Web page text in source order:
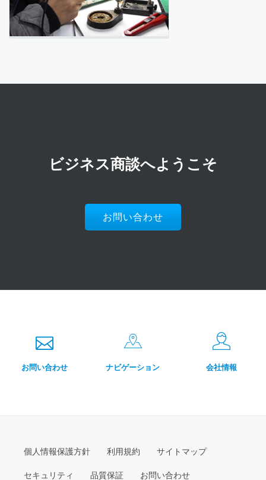
ビジネス商談へようこそ
Ribbon button label:お問い
お問い合わせ
お問い合わせ ナビゲーション 会社情報
Secondary
Menu
個人情報保護方針 利用規約 サイトマップ
セキュリティ 品質保証 お問い合わせ